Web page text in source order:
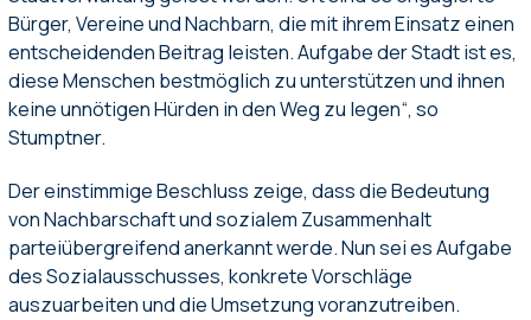
Bürger, Vereine und Nachbarn, die mit ihrem Einsatz einen
entscheidenden Beitrag leisten. Aufgabe der Stadt ist es,
diese Menschen bestmöglich zu unterstützen und ihnen
keine unnötigen Hürden in den Weg zu legen“, so
Stumptner.
Der einstimmige Beschluss zeige, dass die Bedeutung
von Nachbarschaft und sozialem Zusammenhalt
parteiübergreifend anerkannt werde. Nun sei es Aufgabe
des Sozialausschusses, konkrete Vorschläge
auszuarbeiten und die Umsetzung voranzutreiben.